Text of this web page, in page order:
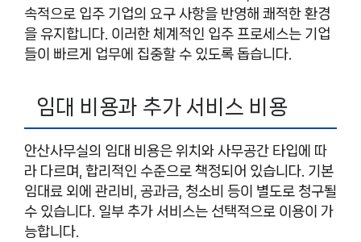
속적으로 입주 기업의 요구 사항을 반영해 쾌적한 환경
을 유지합니다. 이러한 체계적인 입주 프로세스는 기업
들이 빠르게 업무에 집중할 수 있도록 돕습니다.
임대 비용과 추가 서비스 비용
안산사무실의 임대 비용은 위치와 사무공간 타입에 따
라 다르며, 합리적인 수준으로 책정되어 있습니다. 기본
임대료 외에 관리비, 공과금, 청소비 등이 별도로 청구될
수 있습니다. 일부 추가 서비스는 선택적으로 이용이 가
능합니다.